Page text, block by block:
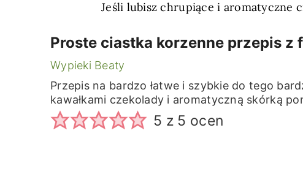
Jeśli lubisz chrupiące i aromatyczne
Proste ciastka korzenne przepis z
Wypieki Beaty
Przepis na bardzo łatwe i szybkie do tego
kawałkami czekolady i aromatyczną skórką
5 z 5 ocen